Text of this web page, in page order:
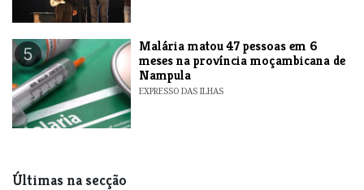
5
​Malária matou 47 pessoas em 6
meses na província moçambicana de
Nampula
EXPRESSO DAS ILHAS
Últimas na secção